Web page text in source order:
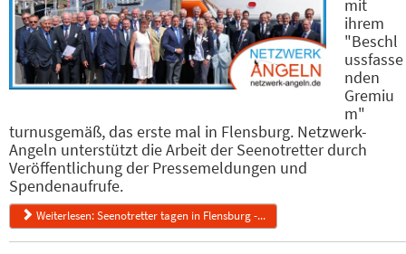
mit
ihrem
"Beschl
ussfasse
nden
Gremiu
m"
turnusgemäß, das erste mal in Flensburg. Netzwerk-
Angeln unterstützt die Arbeit der Seenotretter durch
Veröffentlichung der Pressemeldungen und
Spendenaufrufe.
Weiterlesen: Seenotretter tagen in Flensburg -...